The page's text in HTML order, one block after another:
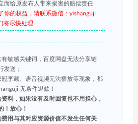
而给原发布人带来损害的赔偿责任
你的权益，请联系微信：yishanguji
将尽快处理
有敏感关键词，百度网盘无法分享链
发送；
冠李戴、语音视频无法播放等现象，都
无条件退款！
料，如果没有及时回复也不用担心，
！放心！
费用与其对应资源价值不发生任何关